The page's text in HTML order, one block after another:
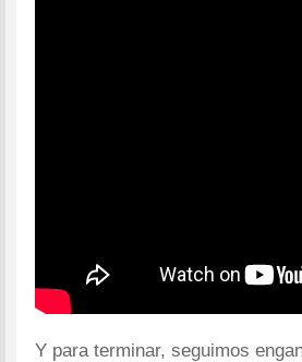
Y para terminar, seguimos